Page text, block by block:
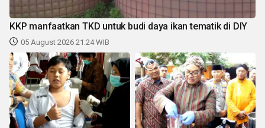
KKP manfaatkan TKD untuk budi daya ikan tematik di DIY
05 August 2026 21:24 WIB